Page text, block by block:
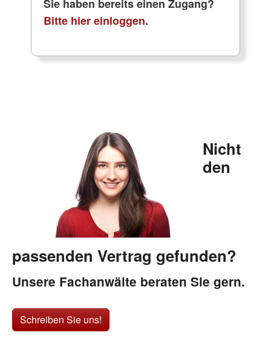
Sie haben bereits einen Zugang?
Bitte hier einloggen.
Nicht
den
passenden Vertrag gefunden?
Unsere Fachanwälte beraten Sie gern.
Schreiben Sie uns!